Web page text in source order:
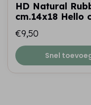
HD Natural
cm.14x18 Hello
€9,50
Snel